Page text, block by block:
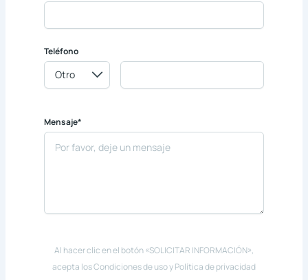
Teléfono
Mensaje*
Al hacer clic en el botón «SOLICITAR INFORMACIÓN»,
acepta los Condiciones de uso y Política de privacidad